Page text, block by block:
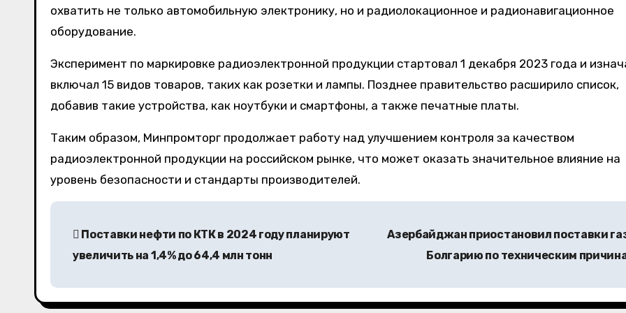
охватить не только автомобильную электронику, но и радиолокационное и радионавигационное
оборудование.
Эксперимент по маркировке радиоэлектронной продукции стартовал 1 декабря 2023 года и
включал 15 видов товаров, таких как розетки и лампы. Позднее правительство расширило список,
добавив такие устройства, как ноутбуки и смартфоны, а также печатные платы.
Таким образом, Минпромторг продолжает работу над улучшением контроля за качеством
радиоэлектронной продукции на российском рынке, что может оказать значительное влияние на
уровень безопасности и стандарты производителей.
и
Поставки нефти по КТК в 2024 году планируют
увеличить на 1,4% до 64,4 млн тонн
Азербайджан приостановил поставки
Болгарию по техническим